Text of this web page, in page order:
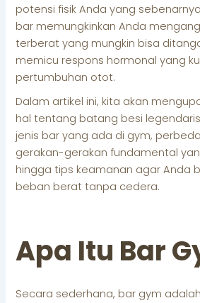
potensi fisik Anda yang
bar memungkinkan Anda
terberat yang mungkin bisa
memicu respons hormonal yang
pertumbuhan otot.
Dalam artikel ini, kita akan
hal tentang batang besi legendaris
jenis bar yang ada di gym,
gerakan-gerakan fundamental
hingga tips keamanan agar Anda
beban berat tanpa cedera.
Apa Itu Bar
Secara sederhana, bar gym